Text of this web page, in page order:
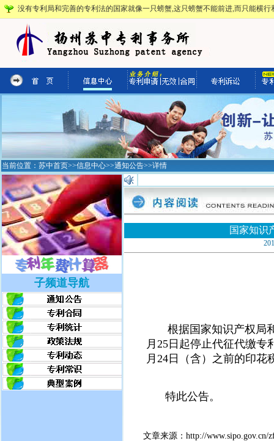
没有专利局和完善的专利法的国家就像一只螃蟹,这只螃蟹不能前进,而只能横
当前位置： 苏中首页>>信息中心>>通知公告>>详情
子频道导航
国家知识
根据国家知识产权局
月25日起停止代征代缴专
月24日（含）之前的印花
特此公告。
文章来源： http://www.sipo.gov.cn/